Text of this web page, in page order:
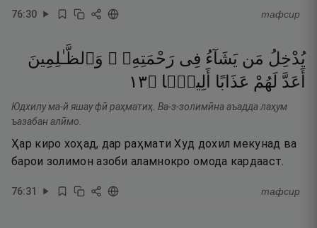
76:30 тафсир
يُدْخِلُ مَن يَشَآءُ فِى رَحْمَتِهِۦ ۚ وَٱلظَّـٰلِمِينَ
أَعَدَّ لَهُمْ عَذَابًا أَلِيمًۢا ۝٣١
Юдхилу ма-й яшау фӣ раҳматиҳ. Ва-з-золимӣна аъадда лаҳум
ъазабан алӣмо.
Ҳар киро хоҳад, дар раҳмати Худ дохил мекунад ва
барои золимон азоби аламнокро омода кардааст.
76:31 тафсир